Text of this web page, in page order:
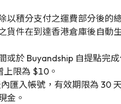
積分支付之運費部分後的
貨件在到達香港倉庫後自
於 Buyandship 自提點完
限為 $10。
匯入帳號，有效期限為 30
金。